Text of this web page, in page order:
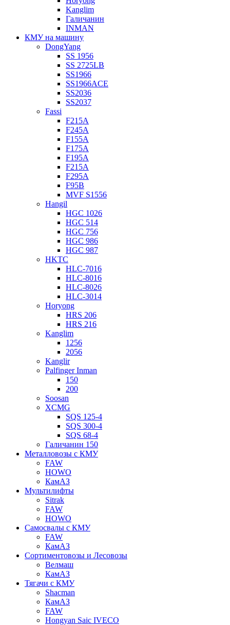
Kanglim
Галичанин
INMAN
КМУ на машину
DongYang
SS 1956
SS 2725LB
SS1966
SS1966ACE
SS2036
SS2037
Fassi
F215A
F245A
F155A
F175A
F195A
F215A
F295A
F95B
MVF S1556
Hangil
HGC 1026
HGC 514
HGC 756
HGC 986
HGC 987
HKTC
HLC-7016
HLC-8016
HLC-8026
HLC-3014
Horyong
HRS 206
HRS 216
Kanglim
1256
2056
Kanglir
Palfinger Inman
150
200
Soosan
XCMG
SQS 125-4
SQS 300-4
SQS 68-4
Галичанин 150
Металловозы с КМУ
FAW
HOWO
КамАЗ
Мультилифты
Sitrak
FAW
HOWO
Самосвалы с КМУ
FAW
КамАЗ
Сортиментовозы и Лесовозы
Велмаш
КамАЗ
Тягачи с КМУ
Shacman
КамАЗ
FAW
Hongyan Saic IVECO